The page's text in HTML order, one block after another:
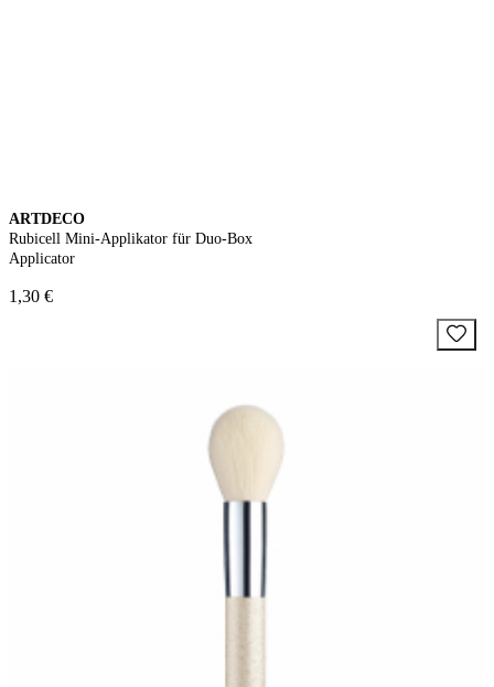
ARTDECO
Rubicell Mini-Applikator für Duo-Box
Applicator
1,30 €